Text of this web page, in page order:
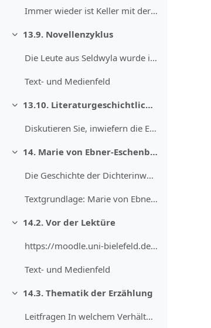
Immer wieder ist Keller mit der Erzählsammlung ein...
Einklappen
13.9. Novellenzyklus
Die Leute aus Seldwyla wurde immer wieder als Nove...
Text- und Medienfeld
Einklappen
13.10. Literaturgeschichtliche Bedeutung des Traummotivs
Diskutieren Sie, inwiefern die Entwicklung, die de...
Einklappen
14. Marie von Ebner-Eschenbach: „Er lässt die Hand küssen“ (1886)
Die Geschichte der Dichterinwerdung der Marie Frei...
Textgrundlage: Marie von Ebner-Eschenbach: „Er las...
Einklappen
14.2. Vor der Lektüre
https://moodle.uni-bielefeld.de/draftfile.php/7161...
Text- und Medienfeld
Einklappen
14.3. Thematik der Erzählung
Leitfragen In welchem Verhältnis stehen Erfindung ...